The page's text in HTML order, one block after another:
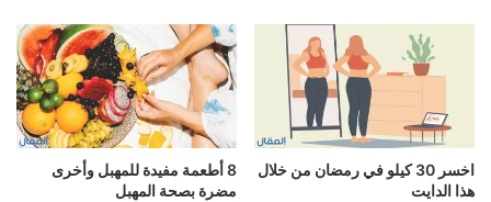
اخسر 30 كيلو في رمضان من خلال
هذا الدايت
8 أطعمة مفيدة للمهبل وأخرى
مضرة بصحة المهبل